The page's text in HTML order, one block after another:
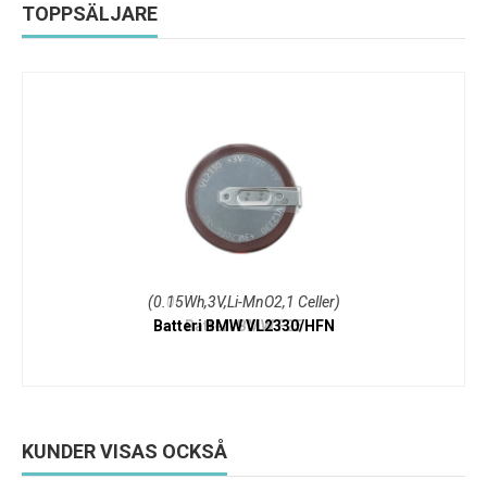
TOPPSÄLJARE
(0.15Wh,3V,Li-MnO2,1 Celler)
Batteri BMW VL2330/HFN
KUNDER VISAS OCKSÅ